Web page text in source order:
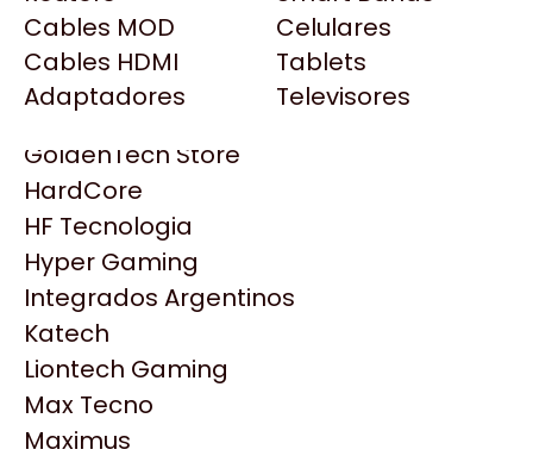
Cables MOD
Cables HDMI
Adaptadores
Celulares
Tablets
Televisores
Gamemax
Genesis
Genius
HP
HyperX
INNO3D
Intel
Kingston
Lenovo
Logitech
MSI
NVIDIA GeForce
Dinobyte
Full H4rd
Gaming City
Gezatek
GoldenTech Store
HardCore
HF Tecnologia
Hyper Gaming
Integrados Argentinos
Katech
Liontech Gaming
Max Tecno
Maximus